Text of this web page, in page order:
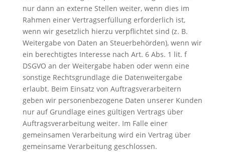
nur dann an externe Stellen weiter, wenn dies im
Rahmen einer Vertragserfüllung erforderlich ist,
wenn wir gesetzlich hierzu verpflichtet sind (z. B.
Weitergabe von Daten an Steuerbehörden), wenn wir
ein berechtigtes Interesse nach Art. 6 Abs. 1 lit. f
DSGVO an der Weitergabe haben oder wenn eine
sonstige Rechtsgrundlage die Datenweitergabe
erlaubt. Beim Einsatz von Auftragsverarbeitern
geben wir personenbezogene Daten unserer Kunden
nur auf Grundlage eines gültigen Vertrags über
Auftragsverarbeitung weiter. Im Falle einer
gemeinsamen Verarbeitung wird ein Vertrag über
gemeinsame Verarbeitung geschlossen.